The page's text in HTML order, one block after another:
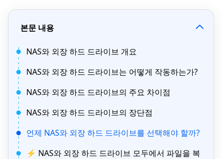
본문 내용
NAS와 외장 하드 드라이브 개요
NAS와 외장 하드 드라이브는 어떻게 작동하는가?
NAS와 외장 하드 드라이브의 주요 차이점
NAS와 외장 하드 드라이브의 장단점
언제 NAS와 외장 하드 드라이브를 선택해야 할까?
⚡ NAS와 외장 하드 드라이브 모두에서 파일을 복